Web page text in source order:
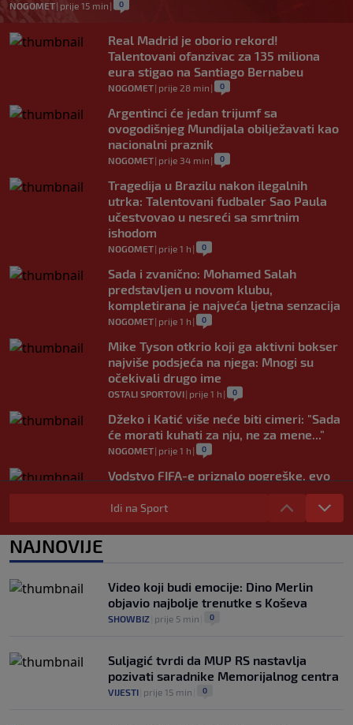
NOGOMET| prije 15 min | 0
Real Madrid je oborio rekord!
Talentovani ofanzivac za 135 miliona
eura stigao na Santiago Bernabeu
NOGOMET| prije 28 min | 0
Argentinci će jedan trijumf sa
ovogodišnjeg Mundijala obilježavati kao
nacionalni praznik
NOGOMET| prije 34 min | 0
Tragedija u Brazilu nakon ilegalnih
utrka: Talentovani fudbaler Sao Paula
učestvovao u nesreći sa smrtnim
ishodom
NOGOMET| prije 1 h | 0
Sada i zvanično: Mohamed Salah
predstavljen u novom klubu,
kompletirana je najveća ljetna senzacija
NOGOMET| prije 1 h | 0
Mike Tyson otkrio koji ga aktivni bokser
najviše podsjeća na njega: Mnogi su
očekivali drugo ime
OSTALI SPORTOVI| prije 1 h | 0
Džeko i Katić više neće biti cimeri: "Sada
će morati kuhati za nju, ne za mene..."
NOGOMET| prije 1 h | 0
Vodstvo FIFA-e priznalo pogreške, evo
kakav je njegov stav prema Infantinu
NOGOMET|prije 2 h
Evo šta Sabalenka misli o testiranju pola
Idi na Sport
NAJNOVIJE
Video koji budi emocije: Dino Merlin
objavio najbolje trenutke s Koševa
SHOWBIZ prije 5 min 0
Suljagić tvrdi da MUP RS nastavlja
pozivati saradnike Memorijalnog centra
VIJESTI prije 15 min 0